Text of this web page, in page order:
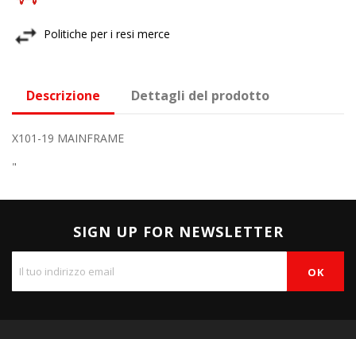
Politiche per i resi merce
Descrizione Dettagli del prodotto
X101-19 MAINFRAME
"
SIGN UP FOR NEWSLETTER